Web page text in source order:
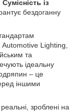
Сумісність із
бездоганну
Automotive Lighting,
та
ідеальну
– це
іншими
зроблені на